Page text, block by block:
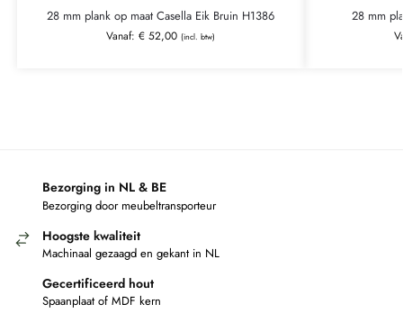
28 mm plank op maat Casella Eik Bruin H1386
Vanaf:€ 52,00 (incl. btw)
28 mm
Bezorging in NL & BE
Bezorging door meubeltransporteur
Hoogste kwaliteit
Machinaal gezaagd en gekant in NL
Gecertificeerd hout
Spaanplaat of MDF kern